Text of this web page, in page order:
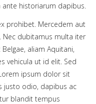
historiarum dapibus.
prohibet. Mercedem aut
Nec dubitamus multa iter
aliam Aquitani,
vehicula ut id elit. Sed
ipsum dolor sit
justo odio, dapibus ac
blandit tempus